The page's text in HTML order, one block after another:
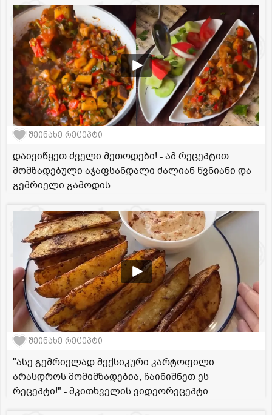
შეინახე რეცეპტი
დაივიწყეთ ძველი მეთოდები! - ამ რეცეპტით
მომზადებული აჯაფსანდალი ძალიან წვნიანი და
გემრიელი გამოდის
შეინახე რეცეპტი
"ასე გემრიელად მექსიკური კარტოფილი
არასდროს მომიმზადებია, ჩაინიშნეთ ეს
რეცეპტი!" - მკითხველის ვიდეორეცეპტი